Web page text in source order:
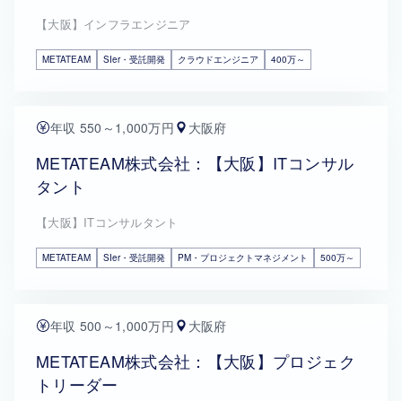
【大阪】インフラエンジニア
METATEAM SIer・受託開発 クラウドエンジニア 400万～
年収 550～1,000万円 大阪府
METATEAM株式会社：【大阪】ITコンサル
タント
【大阪】ITコンサルタント
METATEAM SIer・受託開発 PM・プロジェクトマネジメント 500万～
年収 500～1,000万円 大阪府
METATEAM株式会社：【大阪】プロジェク
トリーダー